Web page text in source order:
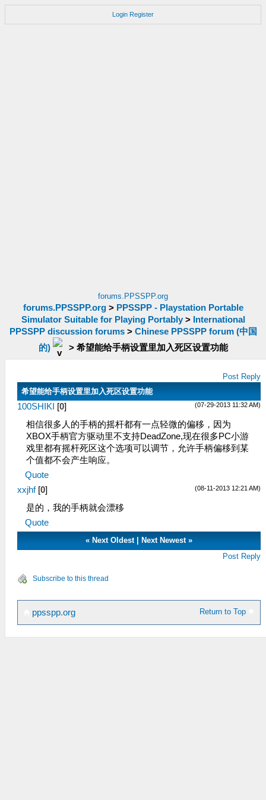
Login Register
forums.PPSSPP.org
forums.PPSSPP.org> PPSSPP - Playstation Portable
Simulator Suitable for Playing Portably> International
PPSSPP discussion forums> Chinese PPSSPP forum (中国
的)
> 希望能给手柄设置里加入死区设置功能
Post Reply
希望能给手柄设置里加入死区设置功能
(07-29-2013 11:32 AM)
100SHIKI [0]
相信很多人的手柄的摇杆都有一点轻微的偏移，因为
XBOX手柄官方驱动里不支持DeadZone,现在很多PC小游
戏里都有摇杆死区这个选项可以调节，允许手柄偏移到某
个​值都不会产生响应。
Quote
(08-11-2013 12:21 AM)
xxjhf [0]
是的，我的手柄就会漂移
Quote
« Next Oldest| Next Newest»
Post Reply
Subscribe to this thread
Return to Top
ppsspp.org